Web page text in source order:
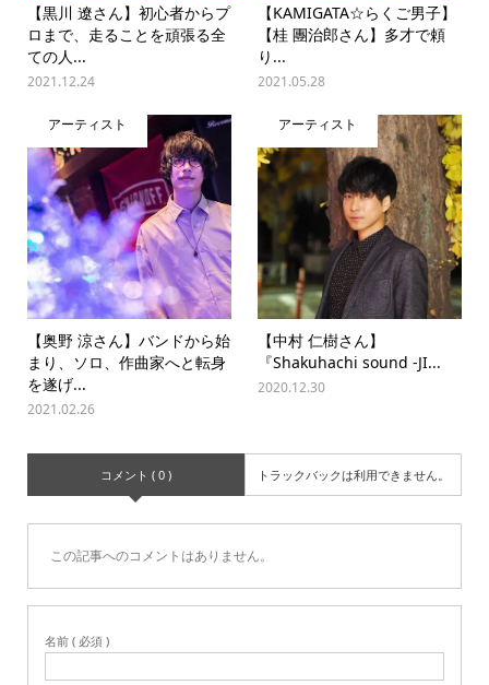
【黒川 遼さん】初心者からプ
ロまで、走ることを頑張る全
ての人...
2021.12.24
【KAMIGATA☆らくご男子】
【桂 團治郎さん】多才で頼
り...
2021.05.28
アーティスト
【奥野 涼さん】バンドから始
まり、ソロ、作曲家へと転身
を遂げ...
2021.02.26
アーティスト
【中村 仁樹さん】
『Shakuhachi sound -JI...
2020.12.30
コメント ( 0 ) トラックバックは利用できません。
この記事へのコメントはありません。
名前 ( 必須 )